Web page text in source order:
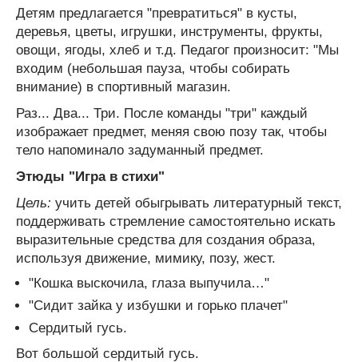
Детям предлагается "превратиться" в кусты,
деревья, цветы, игрушки, инструменты, фрукты,
овощи, ягоды, хлеб и т.д. Педагог произносит: "Мы
входим (небольшая пауза, чтобы собирать
внимание) в спортивный магазин.
Раз... Два... Три. После команды "три" каждый
изображает предмет, меняя свою позу так, чтобы
тело напоминало задуманный предмет.
Этюды "Игра в стихи"
Цель: учить детей обыгрывать литературный текст,
поддерживать стремление самостоятельно искать
выразительные средства для создания образа,
используя движение, мимику, позу, жест.
"Кошка выскочила, глаза выпучила…"
"Сидит зайка у избушки и горько плачет"
Сердитый гусь.
Вот большой сердитый гусь.